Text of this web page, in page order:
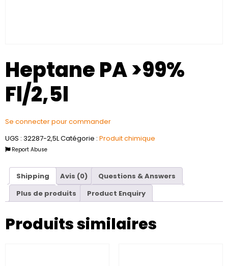
Heptane PA >99%
Fl/2,5l
Se connecter pour commander
UGS : 32287-2,5LCatégorie : Produit chimique
Report Abuse
Shipping Avis (0)
Questions & Answers
Plus de produits
Product Enquiry
Produits similaires